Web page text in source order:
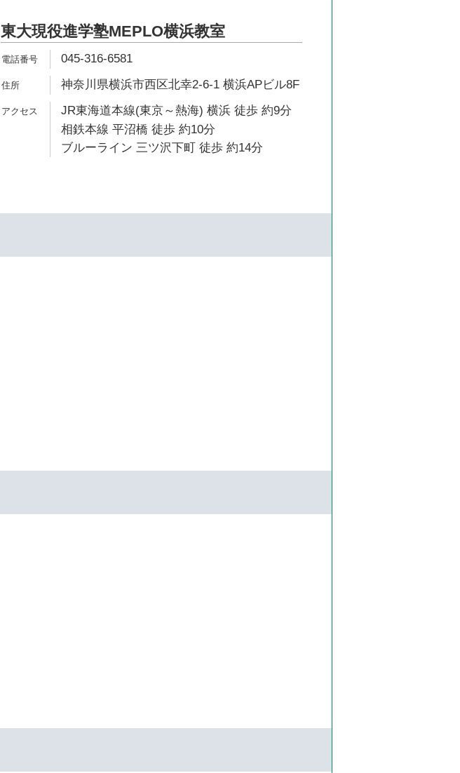
東大現役進学塾MEPLO横浜教室
045-316-6581
神奈川県横浜市西区北幸2-6-1 横浜APビル8F
JR東海道本線(東京～熱海) 横浜 徒歩 約9分
相鉄本線 平沼橋 徒歩 約10分
ブルーライン 三ツ沢下町 徒歩 約14分